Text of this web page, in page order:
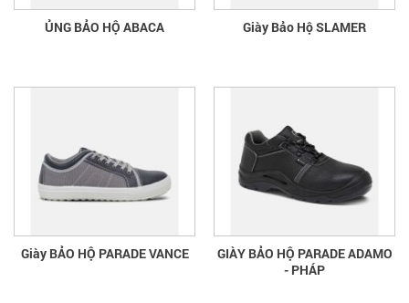
ỦNG BẢO HỘ ABACA Giày Bảo Hộ SLAMER
Giày BẢO HỘ PARADE VANCE
GIÀY BẢO HỘ PARADE ADAMO
- PHÁP